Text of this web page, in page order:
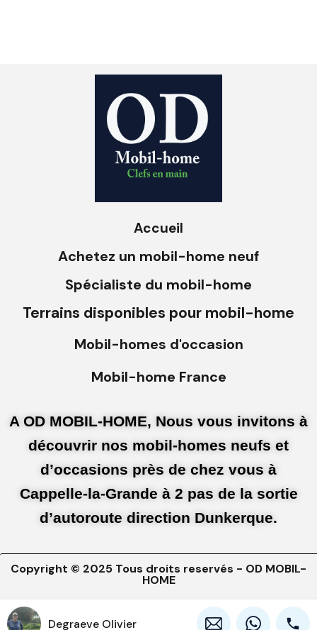
Accueil
Achetez un mobil-home neuf
Spécialiste du mobil-home
Terrains disponibles pour mobil-home
Mobil-homes d'occasion
Mobil-home France
A OD MOBIL-HOME, Nous vous invitons à
découvrir nos mobil-homes neufs et
d’occasions près de chez vous à
Cappelle-la-Grande à 2 pas de la sortie
d’autoroute direction Dunkerque.
Copyright © 2025 Tous droits reservés - OD MOBIL-
HOME
Mentions légales
Conditions générales d'utilisations
Degraeve Olivier